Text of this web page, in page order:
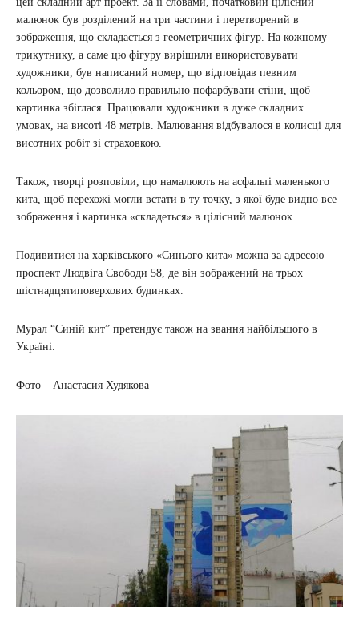
малюнок був розділений на три частини і перетворений в
зображення, що складається з геометричних фігур. На кожному
трикутнику, а саме цю фігуру вирішили використовувати
художники, був написаний номер, що відповідав певним
кольором, що дозволило правильно пофарбувати стіни, щоб
картинка збіглася. Працювали художники в дуже складних
умовах, на висоті 48 метрів. Малювання відбувалося в колисці для
висотних робіт зі страховкою.
Також, творці розповіли, що намалюють на асфальті маленького
кита, щоб перехожі могли встати в ту точку, з якої буде видно все
зображення і картинка «складеться» в цілісний малюнок.
Подивитися на харківського «Синього кита» можна за адресою
проспект Людвіга Свободи 58, де він зображений на трьох
шістнадцятиповерхових будинках.
Мурал “Синій кит” претендує також на звання найбільшого в
Україні.
Фото – Анастасия Худякова